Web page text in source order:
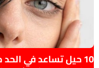
10 حيل تساعد في الحد من الإفراط بتعرق الوجه صيفاً